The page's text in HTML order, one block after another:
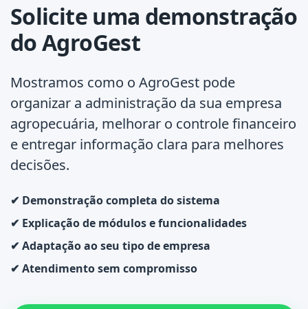
Solicite uma demonstração
do AgroGest
Mostramos como o AgroGest pode
organizar a administração da sua empresa
agropecuária, melhorar o controle financeiro
e entregar informação clara para melhores
decisões.
✔ Demonstração completa do sistema
✔ Explicação de módulos e funcionalidades
✔ Adaptação ao seu tipo de empresa
✔ Atendimento sem compromisso